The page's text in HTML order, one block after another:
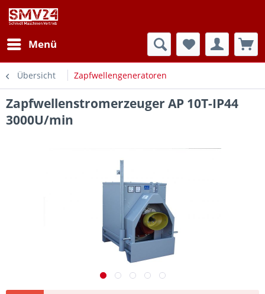
Menü
Übersicht Zapfwellengeneratoren
Zapfwellenstromerzeuger AP 10T-IP44
3000U/min